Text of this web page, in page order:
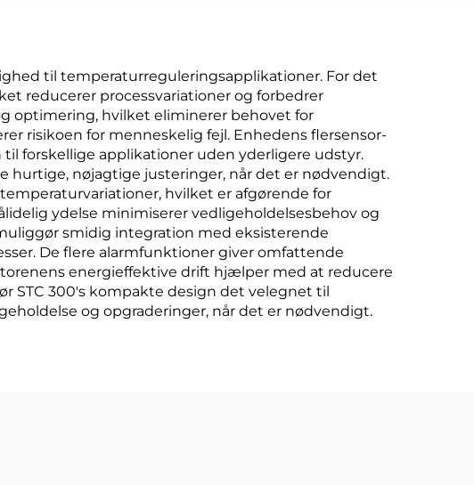
til temperaturreguleringsapplikationer. For det
reducerer processvariationer og forbedrer
optimering, hvilket eliminerer behovet for
risikoen for menneskelig fejl. Enhedens flersensor-
forskellige applikationer uden yderligere udstyr.
hurtige, nøjagtige justeringer, når det er nødvendigt.
hvilket er afgørende for
ydelse minimiserer vedligeholdelsesbehov og
smidig integration med eksisterende
De flere alarmfunktioner giver omfattende
energieffektive drift hjælper med at reducere
STC 300's kompakte design det velegnet til
og opgraderinger, når det er nødvendigt.